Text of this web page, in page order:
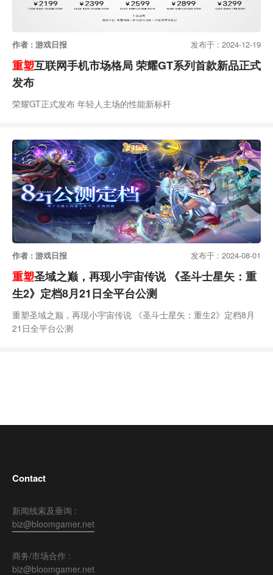
作者 : 游戏日报 发布于 : 2024-12-19
重塑互联网手机市场格局 荣耀GT系列首款新品正式
发布
荣耀GT正式发布 年轻人主场的性能新标杆
作者 : 游戏日报 发布于 : 2024-08-01
重塑圣域之巅，再现小宇宙传说 《圣斗士星矢：重
生2》定档8月21日全平台公测
重塑圣域之巅，再现小宇宙传说 《圣斗士星矢：重生2》定档8月
21日全平台公测
Contact
新闻线索及垂询 :
biz@bloomgamer.net
商务/市场合作 :
biz@bloomgamer.net